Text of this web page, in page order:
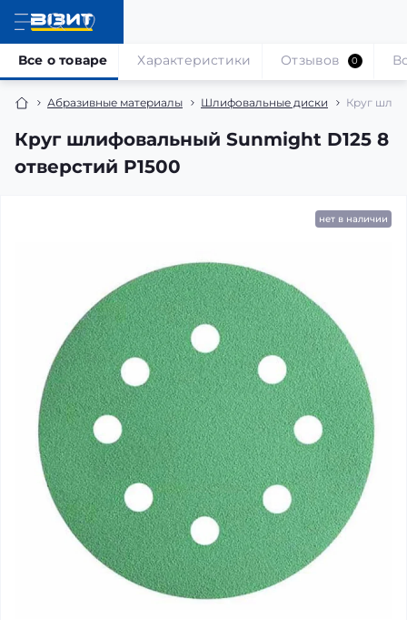
Абразивные материалы Шлифовальные диски Круг
Круг шлифовальный Sunmight D125 8
отверстий P1500
Все о товаре Характеристики Отзывов 0
нет в наличии